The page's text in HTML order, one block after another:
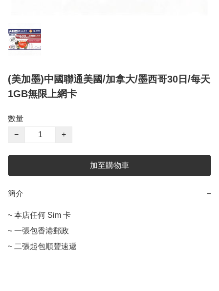
(美加墨)中國聯通美國/加拿大/墨西哥30日/每天
1GB無限上網卡
數量
−
+
加至購物車
簡介 −
~ 本店任何 Sim 卡
~ 一張包香港郵政
~ 二張起包順豐速遞